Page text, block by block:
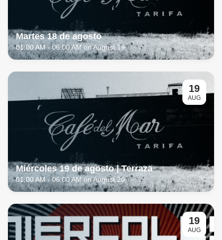
Martes 18 de agosto
01:00 AM- 06:00 AM on August 19
19
AUG
Miércoles 19 de agosto | Terraza
01:00 AM- 06:00 AM on August 20
19
AUG